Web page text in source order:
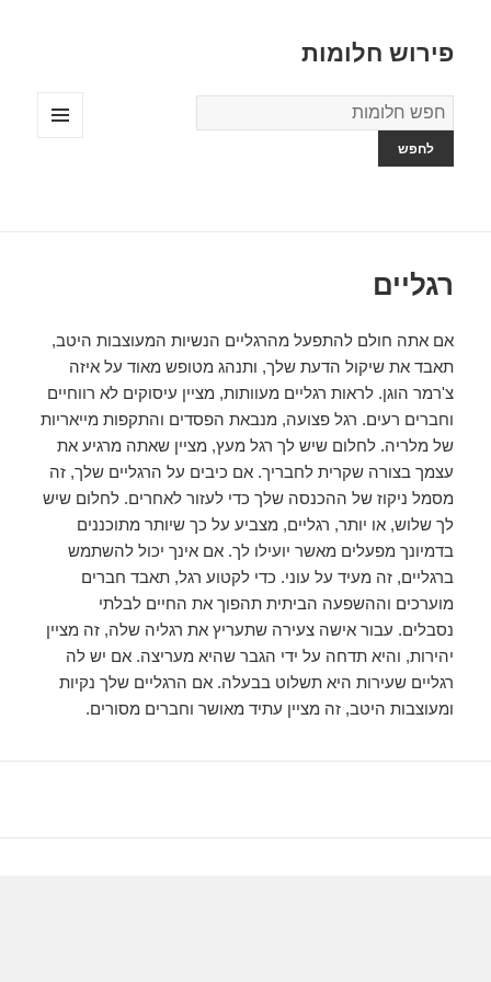
פירוש חלומות
מילון
החלומות
רגליים
אם אתה חולם להתפעל מהרגליים הנשיות המעוצבות היטב,
תאבד את שיקול הדעת שלך, ותנהג מטופש מאוד על איזה
צ'רמר הוגן. לראות רגליים מעוותות, מציין עיסוקים לא רווחיים
וחברים רעים. רגל פצועה, מנבאת הפסדים והתקפות מייאריות
של מלריה. לחלום שיש לך רגל מעץ, מציין שאתה מרגיע את
עצמך בצורה שקרית לחבריך. אם כיבים על הרגליים שלך, זה
מסמל ניקוז של ההכנסה שלך כדי לעזור לאחרים. לחלום שיש
לך שלוש, או יותר, רגליים, מצביע על כך שיותר מתוכננים
בדמיונך מפעלים מאשר יועילו לך. אם אינך יכול להשתמש
ברגליים, זה מעיד על עוני. כדי לקטוע רגל, תאבד חברים
מוערכים וההשפעה הביתית תהפוך את החיים לבלתי
נסבלים. עבור אישה צעירה שתעריץ את רגליה שלה, זה מציין
יהירות, והיא תדחה על ידי הגבר שהיא מעריצה. אם יש לה
רגליים שעירות היא תשלוט בבעלה. אם הרגליים שלך נקיות
ומעוצבות היטב, זה מציין עתיד מאושר וחברים מסורים.